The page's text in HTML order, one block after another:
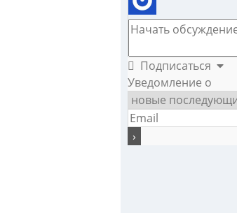
Подписаться
Уведомление о